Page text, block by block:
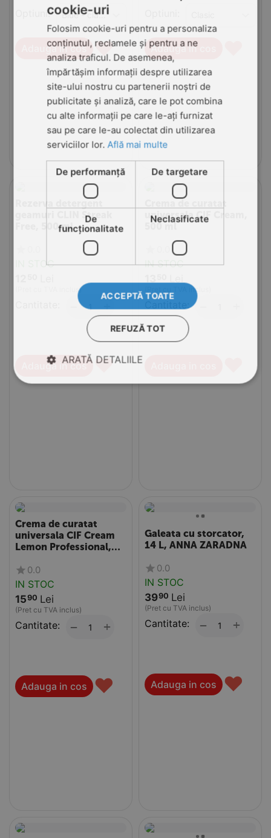
Optiuni:
Adauga in cos ♥ Adauga in cos
geamuri CLIN Streak
Free, 500 ml
IN STOC
(Pret cu TVA inclus)
+
Adauga in cos ♥
universala CIF Cream,
500 ml
IN STOC
(Pret cu TVA inclus)
Cantitate:
Crema de curatat
universala CIF Cream
Lemon Professional,
0.0
IN STOC
1590 Lei
(Pret cu TVA inclus)
Cantitate: +
−
Adauga in cos ♥
Galeata cu storcator,
14 L, ANNA ZARADNA
0.0
IN STOC
3990 Lei
(Pret cu TVA inclus)
Cantitate: +
−
Adauga in cos ♥
cookie-uri
Folosim cookie-uri pentru a personaliza
conținutul, reclamele și pentru a ne
analiza traficul. De asemenea,
împărtășim informații despre utilizarea
site-ului nostru cu partenerii noștri de
publicitate și analiză, care le pot combina
cu alte informații pe care le-ați furnizat
sau pe care le-au colectat din utilizarea
serviciilor lor.Află mai multe
De performanță De targetare
De
funcţionalitate
Neclasificate
ACCEPTĂ TOATE
REFUZĂ TOT
ARATĂ DETALIILE